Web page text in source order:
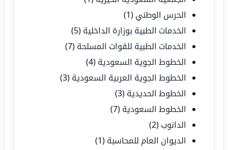
الحرس الوطني (1)
الخدمات الطبية بوزارة الداخلية (5)
الخدمات الطبية للقوات المسلحة (7)
الخطوط الجوية السعودية (4)
الخطوط الجوية العربية السعودية (3)
الخطوط الحديدية (3)
الخطوط السعودية (7)
الدانوب (2)
الديوان العام للمحاسبة (1)